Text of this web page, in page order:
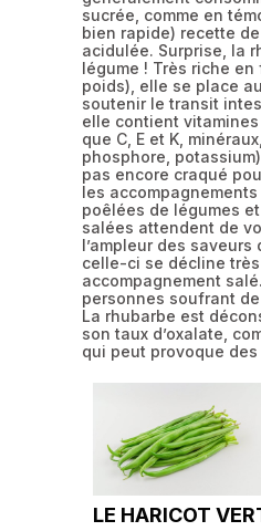
sucrée, comme en
bien rapide) recette
acidulée. Surprise, la
légume ! Très riche
poids), elle se place
soutenir le transit
elle contient
que C, E et K,
phosphore,
pas encore craqué
les
poêlées de légumes
salées attendent de
l’ampleur des
celle-ci se décline
accompagnement
personnes soufrant
La rhubarbe est
son taux d’oxalate,
qui peut provoque
LE HARICOT